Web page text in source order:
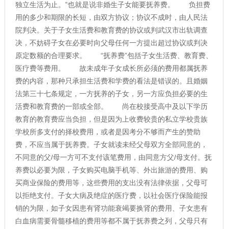
独立生活为止。”也就是说非婚生子女能要抚养费。 负担费
用的多少和期限的长短，由双方协议；协议不成时，由人民法
院判决。关于子女生活费和教育费的协议或判武汉市出轨调查
决，不妨碍子女在必要时向父母任何一方提出超过协议或判决
原定数额的合理要求。 “抚养费”包括子女生活费、教育费、
医疗费等费用。 故未成年子女成长所必须的费用都属抚养
费的内容，那种只承担生活费和学费的看法是错误的。且婚姻
法第三十七条规定，一方抚养的子女，另一方应负担必要的生
活费和教育费的一部或全部。 尚在校接受高中及以下学历
教育的教育费应当负担，但是因为上收费较贵的私立学校贵族
学校所多支付的择校费用，或者是因考分不够而产生的赞助
费，不应当属于抚养费。子女就读未经父母双方全部同意的，
不同意的父/母一方可不支付该笔费用，由同意方父/母支付。抚
养费以必要为限，子女购买电脑手机等、外出旅游的费用、购
买商业保险的费用等，这些费用的支出没有法律依据，父母可
以拒绝支付。子女大病及绝症的医疗费，以社会医疗保险能报
销的为限，如子女因患有肾功能衰竭要换肾的费用、子女患有
白血病需要骨髓移植的费用等都不属于抚养费之列，父母只有